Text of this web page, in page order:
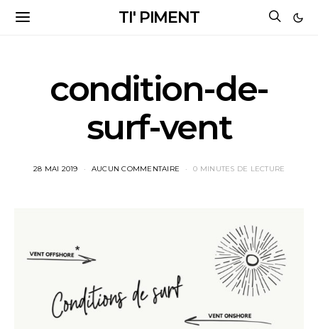
TI' PIMENT
condition-de-
surf-vent
28 MAI 2019 AUCUN COMMENTAIRE 0 MINUTES DE LECTURE